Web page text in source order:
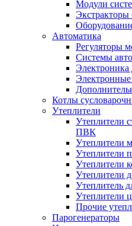
Модули
Экстракторы
Автоматика
Регуляторы
Системы
Электроника
Котлы
Утеплители
Утеплители
ПВК
Утеплители
Утеплители
Утеплители
Утеплители
Утеплитель
Утеплители
Прочие
Парогенераторы